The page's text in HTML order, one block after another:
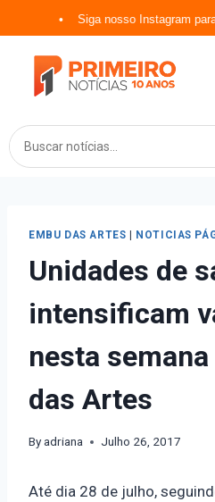
Siga nosso Instagram para
EMBU DAS ARTES | NOTICIAS
Unidades de
intensificam
nesta
das Artes
Byadriana Julho 26, 2017
Até dia 28 de julho,